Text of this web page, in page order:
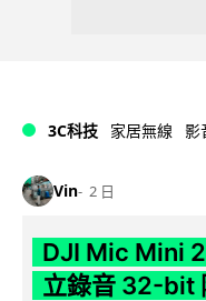
3C科技 家居無線 影
Vin 2 日
DJI Mic Mini
立錄音 32-bit